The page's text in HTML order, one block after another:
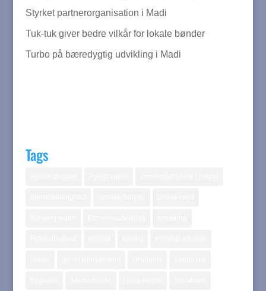
Styrket partnerorganisation i Madi
Tuk-tuk giver bedre vilkår for lokale bønder
Turbo på bæredygtig udvikling i Madi
Tags